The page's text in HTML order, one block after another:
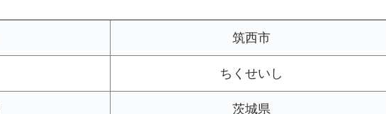
筑西市
ちくせいし
茨城県